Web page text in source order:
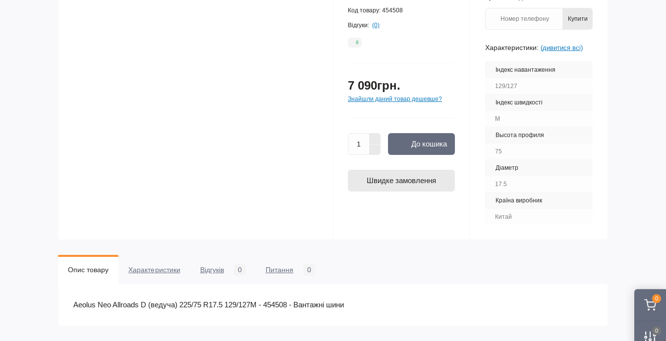
0
0
Код товару: 454508
Відгуки: (0)
8
7 090грн.
Знайшли даний товар дешевше?
До кошика
Швидке замовлення
Купити
Характеристики: (дивитися всі)
Індекс навантаження
129/127
Індекс швидкості
M
Высота профиля
75
Діаметр
17.5
Країна виробник
Китай
Опис товару Характеристики Відгуків 0 Питання 0
Aeolus Neo Allroads D (ведуча) 225/75 R17.5 129/127M - 454508 - Вантажні шини